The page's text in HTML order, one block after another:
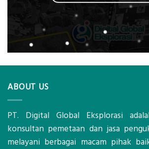
ABOUT US
PT. Digital Global Eksplorasi
konsultan pemetaan dan jasa
melayani berbagai macam pihak